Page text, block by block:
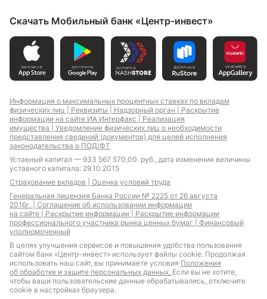
Скачать Мобильный банк «Центр-инвест»
Информация о максимальных процентных ставках по вкладам
физических лиц | Реквизиты | Надзорный орган | Раскрытие
информации на сайте ИА Интерфакс | Реализация
имущества | Уведомление физических лиц о необходимости
представления сведений (документов) для целей исполнения
законодательства о ПОД/ФТ
Уставный капитал — 933 567 570,00 руб., дата изменения величины
уставного капитала: 29.10.2015
Страхование вкладов | Оценка условий труда
Генеральная лицензия Банка России № 2225 от 26 августа
2016г. | Соглашение об использовании информации
на сайте | Раскрытие информации | Раскрытие информации
профессионального участника рынка ценных бумаг | Финансовый
уполномоченный
В целях улучшения сервисов и повышения удобства пользования
сайтом банк «Центр-инвест» использует файлы cookie. Продолжая
использовать наш сайт, вы принимаете условия Положения
об обработке и защите персональных данных. Если вы не хотите,
чтобы ваши пользовательские данные обрабатывались, отключите
cookie в настройках браузера.